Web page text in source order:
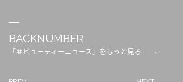
BACKNUMBER
「＃ビューティーニュース」をもっと見る